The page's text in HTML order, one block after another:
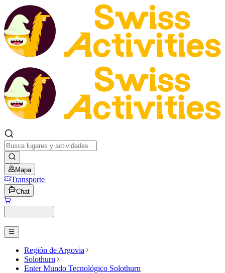
Mapa
Transporte
Chat
Región de Argovia
Solothurn
Enter Mundo Tecnológico Solothurn